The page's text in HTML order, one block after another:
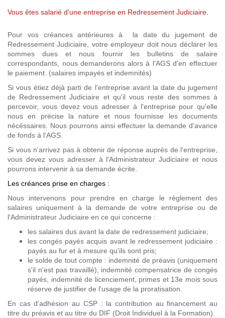
Vous êtes salarié d'une entreprise en Redressement Judiciaire.
Pour vos créances antérieures à la date du jugement de
Redressement Judiciaire, votre employeur doit nous déclarer les
sommes dues et nous fournir les bulletins de salaire
correspondants, nous demanderons alors à l'AGS d'en effectuer
le paiement. (salaires impayés et indemnités)
Si vous étiez déjà parti de l'entreprise avant la date du jugement
de Redressement Judiciaire et qu'il vous reste des sommes à
percevoir, vous devez vous adresser à l'entreprise pour qu'elle
nous en précise la nature et nous fournisse les documents
nécéssaires. Nous pourrons ainsi effectuer la demande d'avance
de fonds à l'AGS.
Si vous n'arrivez pas à obtenir de réponse auprès de l'entreprise,
vous devez vous adresser à l'Administrateur Judiciaire et nous
pourrons intervenir à sa demande écrite.
Les créances prise en charges :
Nous intervenons pour prendre en charge le règlement des
salaires uniquement à la demande de votre entreprise ou de
l'Administrateur Judiciaire en ce qui concerne :
les salaires dus avant la date de redressement judiciaire;
les congés payés acquis avant le redressement judiciaire :
payés au fur et à mesure qu'ils sont pris;
le solde de tout compte : indemnité de préavis (uniquement
s'il n'est pas travaillé), indemnité compensatrice de congés
payés, indemnité de licenciement, primes et 13e mois sous
réserve de justifier de l'usage de la proratisation.
En cas d'adhésion au CSP : la contribution au financement au
titre du préavis et au titre du DIF (Droit Individuel à la Formation).